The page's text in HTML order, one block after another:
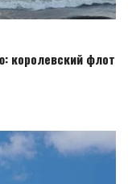
королевский флот